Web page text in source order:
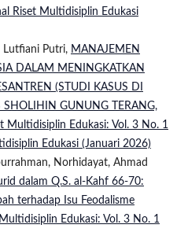
Riset Multidisiplin Edukasi
Lutfiani Putri, MANAJEMEN
DALAM MENINGKATKAN
(STUDI KASUS DI
SHOLIHIN GUNUNG TERANG,
Multidisiplin Edukasi: Vol. 3 No. 1
Edukasi (Januari 2026)
Norhidayat, Ahmad
dalam Q.S. al-Kahf 66-70:
terhadap Isu Feodalisme
Edukasi: Vol. 3 No. 1